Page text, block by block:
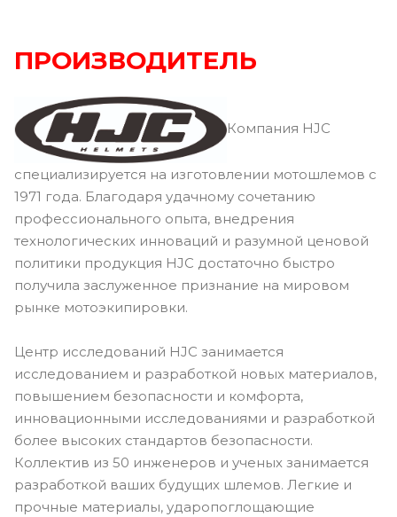
ПРОИЗВОДИТЕЛЬ
Компания HJC
специализируется на изготовлении мотошлемов с
1971 года. Благодаря удачному сочетанию
профессионального опыта, внедрения
технологических инноваций и разумной ценовой
политики продукция HJC достаточно быстро
получила заслуженное признание на мировом
рынке мотоэкипировки.
Центр исследований HJC занимается
исследованием и разработкой новых материалов,
повышением безопасности и комфорта,
инновационными исследованиями и разработкой
более высоких стандартов безопасности.
Коллектив из 50 инженеров и ученых занимается
разработкой ваших будущих шлемов. Легкие и
прочные материалы, ударопоглощающие